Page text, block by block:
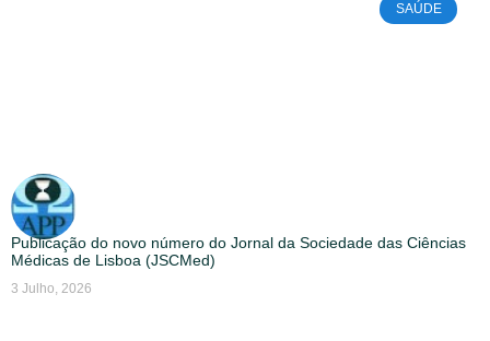
SAÚDE
Publicação do novo número do Jornal da Sociedade das Ciências
Médicas de Lisboa (JSCMed)
3 Julho, 2026